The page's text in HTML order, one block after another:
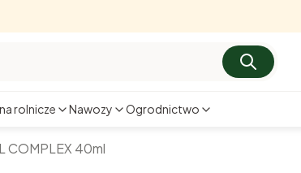
rolnicze Nawozy Ogrodnictwo
COMPLEX 40ml